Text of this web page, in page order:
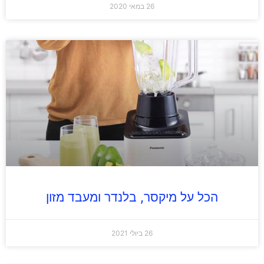
26 במאי 2020
הכל על מיקסר, בלנדר ומעבד מזון
26 ביולי 2021